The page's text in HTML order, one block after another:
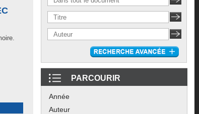
PARCOURIR
Année
Auteur